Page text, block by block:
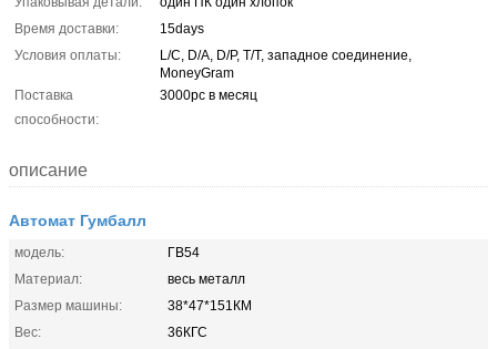
Время доставки:
15days
Условия оплаты:
L/C, D/A, D/P, T/T, западное соединение,
MoneyGram
Поставка
способности:
3000pc в месяц
описание
Автомат Гумбалл
модель:
ГВ54
Материал:
весь металл
Размер машины:
38*47*151КМ
Вес:
36КГС